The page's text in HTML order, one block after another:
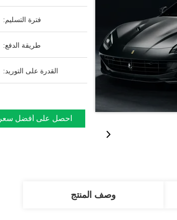
فترة التسليم:
طريقة الدفع:
القدرة على التوريد:
احصل على أفضل سعر
وصف المنتج